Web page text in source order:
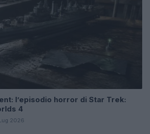
l’episodio horror di Star Trek:
4
2026